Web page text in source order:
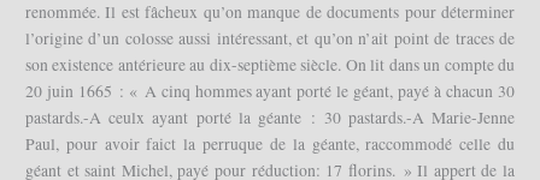
renommée. Il est fâcheux qu’on manque de documents pour déterminer
l’origine d’un colosse aussi intéressant, et qu’on n’ait point de traces de
son existence antérieure au dix-septième siècle. On lit dans un compte du
20 juin 1665 : « A cinq hommes ayant porté le géant, payé à chacun 30
pastards.-A ceulx ayant porté la géante : 30 pastards.-A Marie-Jenne
Paul, pour avoir faict la perruque de la géante, raccommodé celle du
géant et saint Michel, payé pour réduction: 17 florins. » Il appert de la